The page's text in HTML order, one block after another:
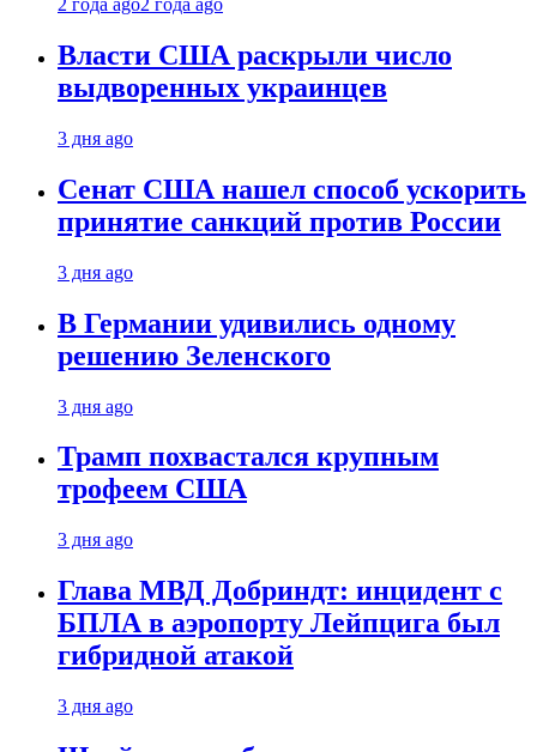
2 года ago2 года ago
Власти США раскрыли число
выдворенных украинцев
3 дня ago
Сенат США нашел способ ускорить
принятие санкций против России
3 дня ago
В Германии удивились одному
решению Зеленского
3 дня ago
Трамп похвастался крупным
трофеем США
3 дня ago
Глава МВД Добриндт: инцидент с
БПЛА в аэропорту Лейпцига был
гибридной атакой
3 дня ago